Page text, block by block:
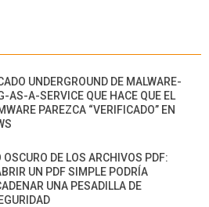
UNDERGROUND DE MALWARE-
AS-A-SERVICE QUE HACE QUE EL
PAREZCA “VERIFICADO” EN
OSCURO DE LOS ARCHIVOS PDF:
UN PDF SIMPLE PODRÍA
UNA PESADILLA DE